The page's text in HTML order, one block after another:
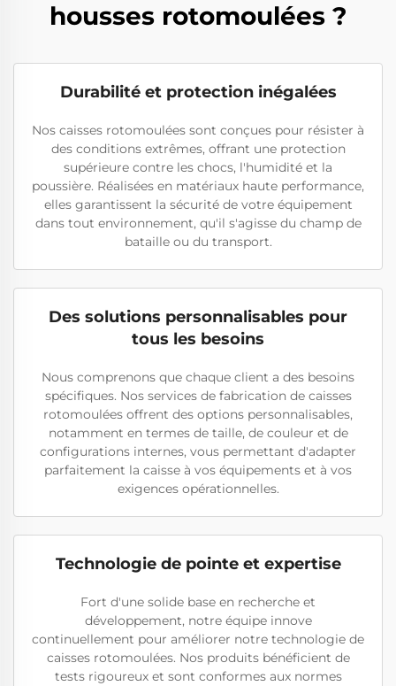
housses rotomoulées ?
Durabilité et protection inégalées
Nos caisses rotomoulées sont conçues pour résister à
des conditions extrêmes, offrant une protection
supérieure contre les chocs, l'humidité et la
poussière. Réalisées en matériaux haute performance,
elles garantissent la sécurité de votre équipement
dans tout environnement, qu'il s'agisse du champ de
bataille ou du transport.
Des solutions personnalisables pour
tous les besoins
Nous comprenons que chaque client a des besoins
spécifiques. Nos services de fabrication de caisses
rotomoulées offrent des options personnalisables,
notamment en termes de taille, de couleur et de
configurations internes, vous permettant d'adapter
parfaitement la caisse à vos équipements et à vos
exigences opérationnelles.
Technologie de pointe et expertise
Fort d'une solide base en recherche et
développement, notre équipe innove
continuellement pour améliorer notre technologie de
caisses rotomoulées. Nos produits bénéficient de
tests rigoureux et sont conformes aux normes